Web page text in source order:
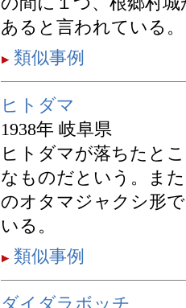
あると言われている。
類似事例
ヒトダマ
1938年 岐阜県
ヒトダマが落ちたと
なものだという。ま
のオタマジャクシ形
いる。
類似事例
ダイダラボッチ